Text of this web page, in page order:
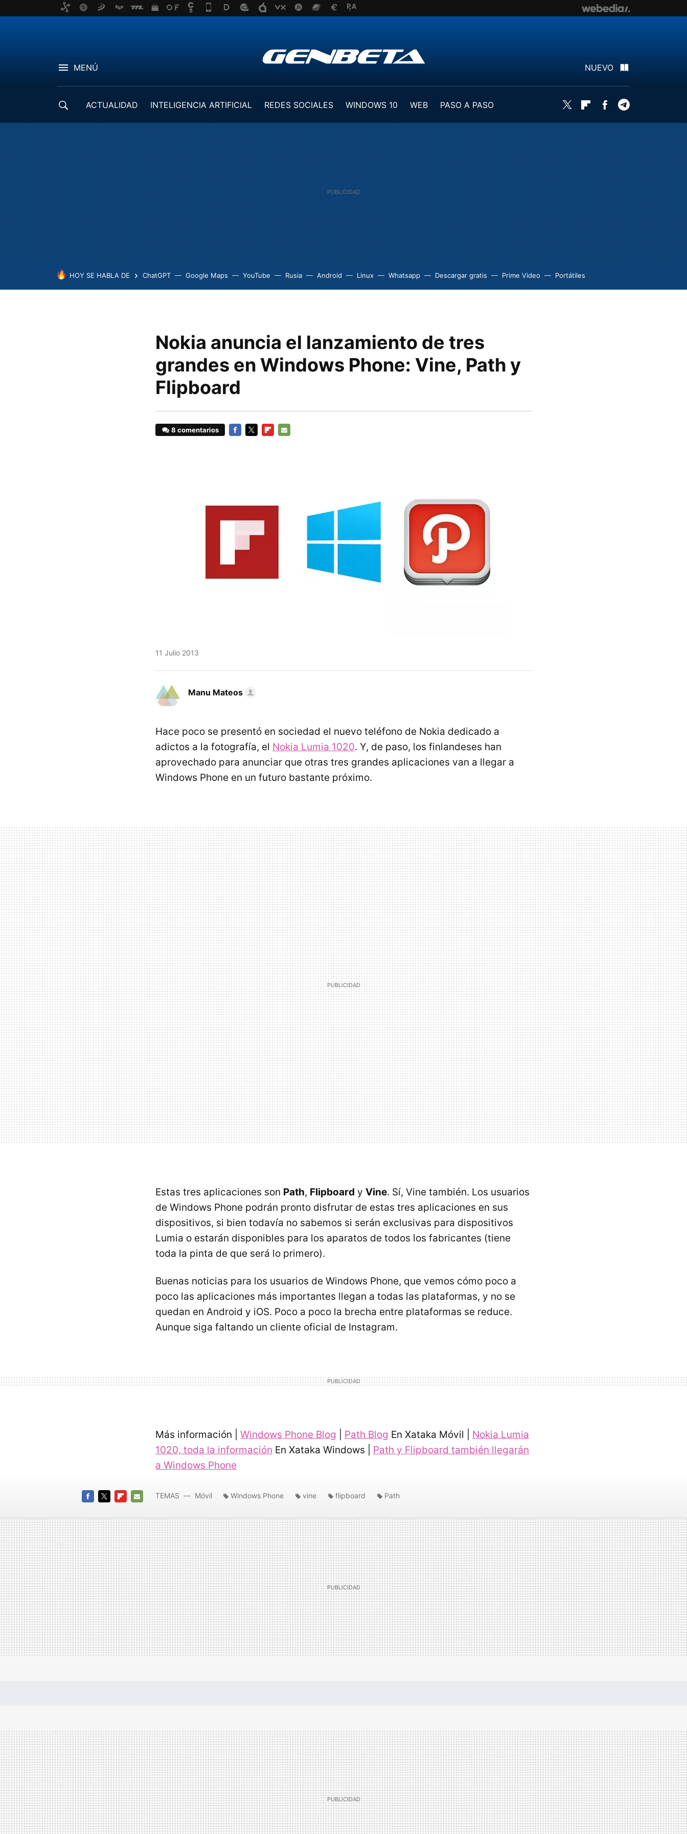
MENÚ NUEVO
ACTUALIDAD INTELIGENCIA ARTIFICIAL REDES SOCIALES WINDOWS 10 WEB
PASO A PASO
Twitter FlipboardFacebook
HOY SE HABLA DE ChatGPT Google Maps YouTube Rusia Android Linux Whatsapp Descargar gratis Prime Video Portátiles
Nokia anuncia el lanzamiento de tres
grandes en Windows Phone: Vine, Path y
Flipboard
8 comentarios
11 Julio 2013
Manu Mateos
Hace poco se presentó en sociedad el nuevo teléfono de Nokia dedicado a
adictos a la fotografía, el Nokia Lumia 1020. Y, de paso, los finlandeses han
aprovechado para anunciar que otras tres grandes aplicaciones van a llegar a
Windows Phone en un futuro bastante próximo.
Estas tres aplicaciones son Path, Flipboard y Vine. Sí, Vine también. Los usuarios
de Windows Phone podrán pronto disfrutar de estas tres aplicaciones en sus
dispositivos, si bien todavía no sabemos si serán exclusivas para dispositivos
Lumia o estarán disponibles para los aparatos de todos los fabricantes (tiene
toda la pinta de que será lo primero).
Buenas noticias para los usuarios de Windows Phone, que vemos cómo poco a
poco las aplicaciones más importantes llegan a todas las plataformas, y no se
quedan en Android y iOS. Poco a poco la brecha entre plataformas se reduce.
Aunque siga faltando un cliente oficial de Instagram.
Más información | Windows Phone Blog Path Blog En Xataka Móvil | Nokia Lumia
1020, toda la información En Xataka Windows | Path y Flipboard también llegarán
a Windows Phone
MAIL
TEMAS Móvil Windows Phone vine flipboard Path